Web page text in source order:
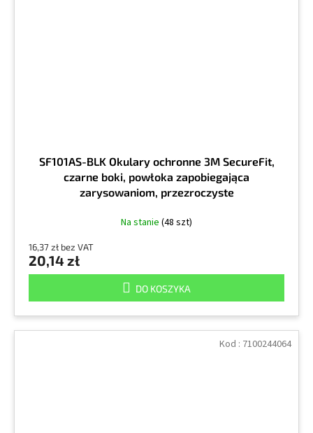
SF101AS-BLK Okulary ochronne 3M SecureFit,
czarne boki, powłoka zapobiegająca
zarysowaniom, przezroczyste
Na stanie (48 szt)
16,37 zł bez VAT
20,14 zł
DO KOSZYKA
Kod : 7100244064